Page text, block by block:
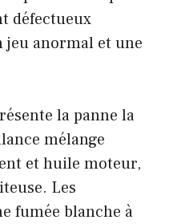
défectueux
jeu anormal et une
la panne la
mélange
et huile moteur,
Les
fumée blanche à